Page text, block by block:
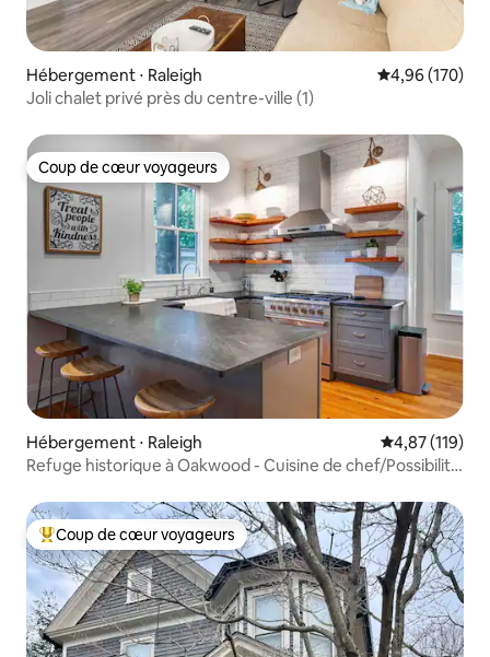
Hébergement ⋅ Raleigh Évaluation
4,96 (170)
Joli chalet privé près du centre-ville (1)
Coup de cœur voyageurs
Coup de cœur voyageurs
Hébergement ⋅ Raleigh Évaluation
4,87 (119)
Refuge historique à Oakwood - Cuisine de chef/Possibilité
Coups de cœur voyageurs les plus appréciés
Coup de cœur voyageurs